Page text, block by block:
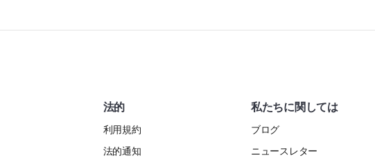
法的
利用規約
法的通知
私たちに関しては
ブログ
ニュースレター